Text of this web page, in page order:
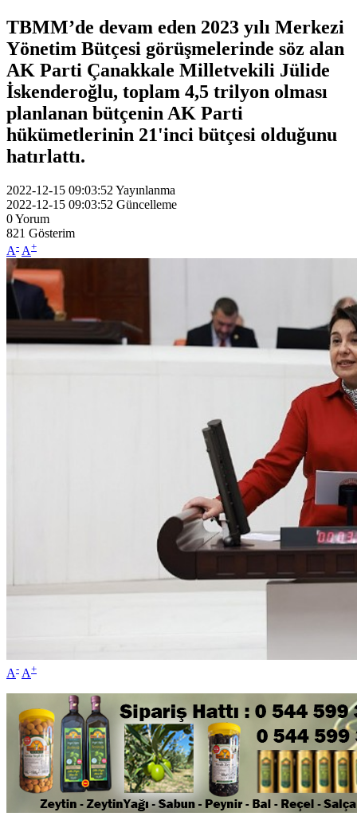
TBMM’de devam eden 2023 yılı Merkezi
Yönetim Bütçesi görüşmelerinde söz alan
AK Parti Çanakkale Milletvekili Jülide
İskenderoğlu, toplam 4,5 trilyon olması
planlanan bütçenin AK Parti
hükümetlerinin 21'inci bütçesi olduğunu
hatırlattı.
2022-12-15 09:03:52 Yayınlanma
2022-12-15 09:03:52 Güncelleme
0Yorum
821 Gösterim
A- A+
A- A+